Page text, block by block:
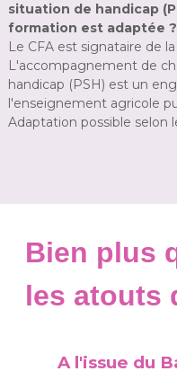
situation de handicap
formation est adaptée ?
Le CFA est signataire de
L'accompagnement de
handicap (PSH) est un
l'enseignement agricole
Adaptation possible selon
Bien plus
les atouts
A l'issue du